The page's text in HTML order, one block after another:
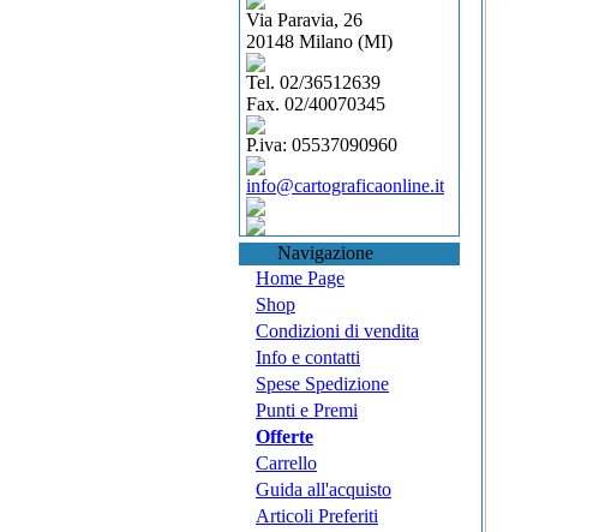
Via Paravia, 26
20148 Milano (MI)
Tel. 02/36512639
Fax. 02/40070345
P.iva: 05537090960
info@cartograficaonline.it
Navigazione
Home Page
Shop
Condizioni di vendita
Info e contatti
Spese Spedizione
Punti e Premi
Offerte
Carrello
Guida all'acquisto
Articoli Preferiti